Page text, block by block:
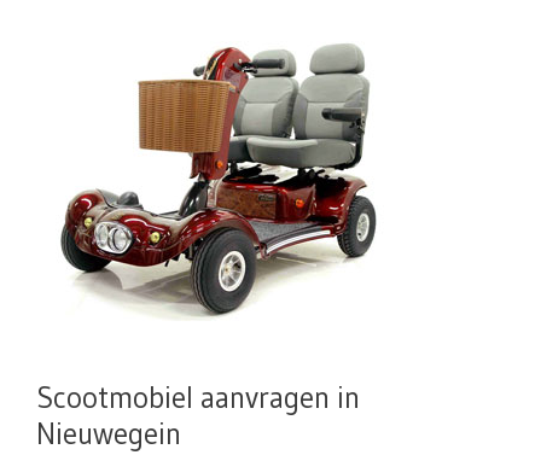
Scootmobiel aanvragen in
Nieuwegein